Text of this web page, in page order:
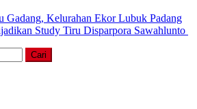
Gadang, Kelurahan Ekor Lubuk Padang
Study Tiru Disparpora Sawahlunto